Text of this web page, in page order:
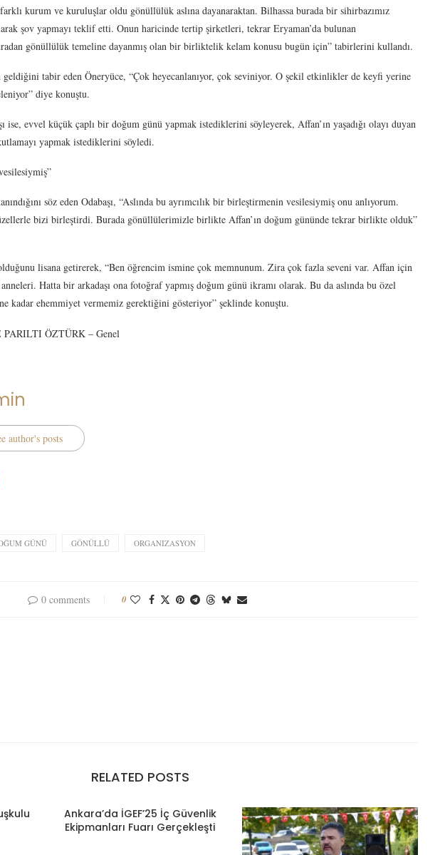
farklı kurum ve kuruluşlar oldu gönüllülük aslına dayanaraktan. Bilhassa burada bir sihirbazımız
şov yapmayı teklif etti. Onun haricinde tertip şirketleri, tekrar Eryaman’da bulunan
gönüllülük temeline dayanmış olan bir birliktelik kelam konusu bugün için” tabirlerini kullandı.
tabir eden Öneryüce, “Çok heyecanlanıyor, çok seviniyor. O şekil etkinlikler de keyfi yerine
diye konuştu.
ise, evvel küçük çaplı bir doğum günü yapmak istediklerini söyleyerek, Affan’ın yaşadığı olayı duyan
yapmak istediklerini söyledi.
söz eden Odabaşı, “Aslında bu ayrımcılık bir birleştirmenin vesilesiymiş onu anlıyorum.
bizi birleştirdi. Burada gönüllülerimizle birlikte Affan’ın doğum gününde tekrar birlikte olduk”
lisana getirerek, “Ben öğrencim ismine çok memnunum. Zira çok fazla seveni var. Affan için
anneleri. Hatta bir arkadaşı ona fotoğraf yapmış doğum günü ikramı olarak. Bu da aslında bu özel
kadar ehemmiyet vermemiz gerektiğini gösteriyor” şeklinde konuştu.
PARILTI ÖZTÜRK – Genel
author's posts
GÜNÜ GÖNÜLLÜ ORGANIZASYON
0 comments 0
RELATED POSTS
Ankara’da İGEF’25 İç Güvenlik
Ekipmanları Fuarı Gerçekleşti